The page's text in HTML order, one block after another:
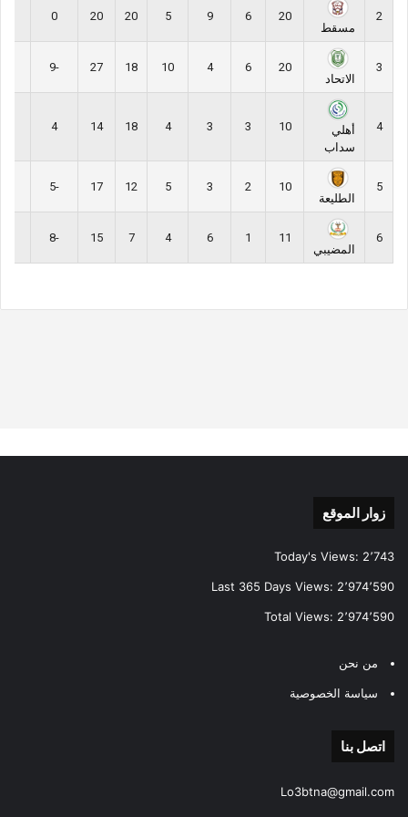
2
مسقط
20
6
9
5
20
20
0
3
الاتحاد
20
6
4
10
18
27
-9
4
أهلي
سداب
10
3
3
4
18
14
4
5
الطليعة
10
2
3
5
12
17
-5
6
المضيبي
11
1
6
4
7
15
-8
زوار الموقع
Today's Views: 2٬743
Last 365 Days Views: 2٬974٬590
Total Views: 2٬974٬590
من نحن
سياسة الخصوصية
اتصل بنا
Lo3btna@gmail.com